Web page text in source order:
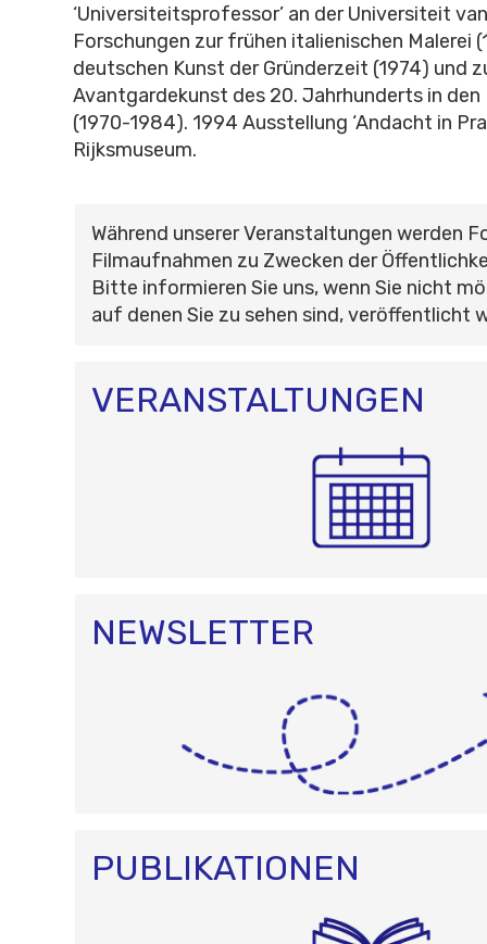
‘Universiteitsprofessor’ an der Universiteit
Forschungen zur frühen italienischen Malerei
deutschen Kunst der Gründerzeit (1974) und
Avantgardekunst des 20. Jahrhunderts in den
(1970-1984). 1994 Ausstellung ‘Andacht in
Rijksmuseum.
Während unserer Veranstaltungen werden
Filmaufnahmen zu Zwecken der
Bitte informieren Sie uns, wenn Sie nicht
auf denen Sie zu sehen sind, veröffentlicht
VERANSTALTUNGEN
NEWSLETTER
PUBLIKATIONEN